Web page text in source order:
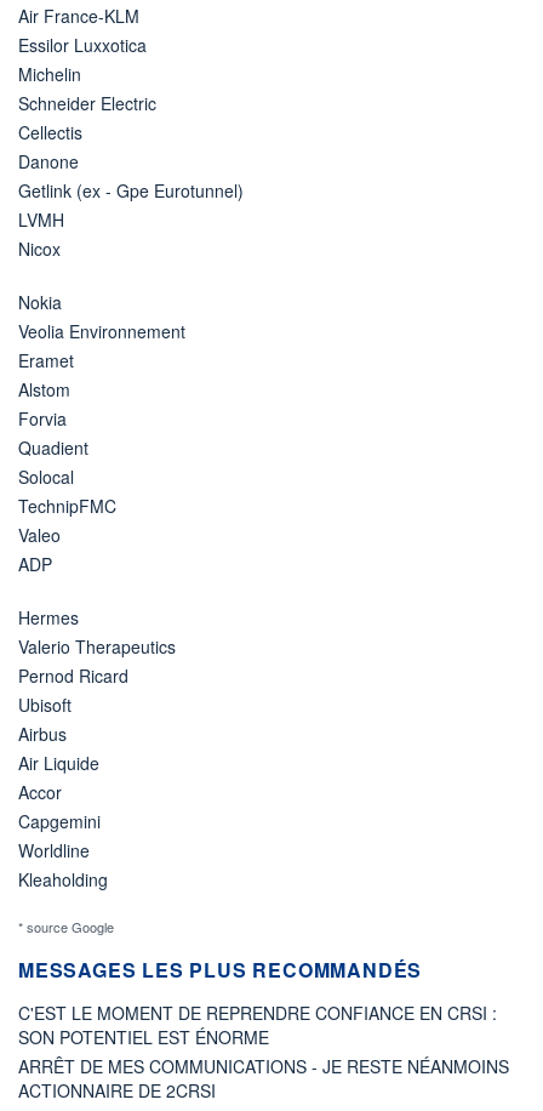
Air France-KLM
Essilor Luxxotica
Michelin
Schneider Electric
Cellectis
Danone
Getlink (ex - Gpe Eurotunnel)
LVMH
Nicox
Nokia
Veolia Environnement
Eramet
Alstom
Forvia
Quadient
Solocal
TechnipFMC
Valeo
ADP
Hermes
Valerio Therapeutics
Pernod Ricard
Ubisoft
Airbus
Air Liquide
Accor
Capgemini
Worldline
Kleaholding
* source Google
MESSAGES LES PLUS RECOMMANDÉS
C'EST LE MOMENT DE REPRENDRE CONFIANCE EN CRSI :
SON POTENTIEL EST ÉNORME
ARRÊT DE MES COMMUNICATIONS - JE RESTE NÉANMOINS
ACTIONNAIRE DE 2CRSI